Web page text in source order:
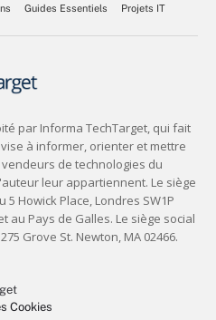
Guides Essentiels Projets IT
Cookies